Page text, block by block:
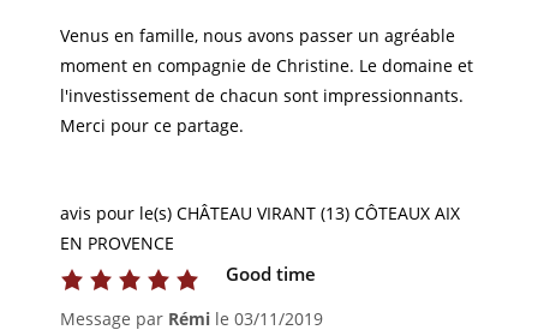
Venus en famille, nous avons passer un agréable
moment en compagnie de Christine. Le domaine et
l'investissement de chacun sont impressionnants.
Merci pour ce partage.
avis pour le(s) CHÂTEAU VIRANT (13) CÔTEAUX AIX
EN PROVENCE
Good time
Message par Rémi le 03/11/2019